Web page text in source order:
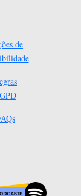
de